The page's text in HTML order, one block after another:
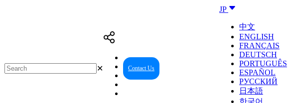
JP
中文
ENGLISH
FRANÇAIS
DEUTSCH
PORTUGUÊS
ESPAÑOL
РУССКИЙ
日本語
한국어
Contact Us
✕